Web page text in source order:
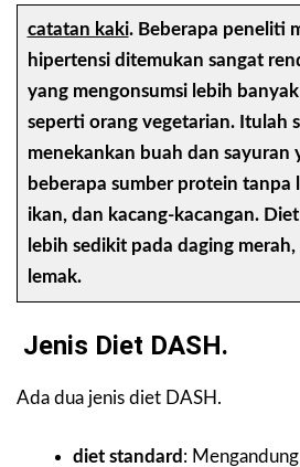
catatan kaki. Beberapa peneliti
hipertensi ditemukan sangat
yang mengonsumsi lebih
seperti orang vegetarian. Itulah
menekankan buah dan sayuran
beberapa sumber protein tanpa
ikan, dan kacang-kacangan.
lebih sedikit pada daging
lemak.
Jenis Diet DASH.
Ada dua jenis diet DASH.
diet standard :